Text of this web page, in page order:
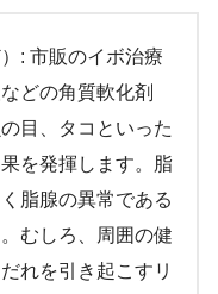
: 市販のイボ治療
どの角質軟化剤
目、タコといった
を発揮します。脂
脂腺の異常である
むしろ、周囲の健
れを引き起こすリ